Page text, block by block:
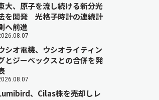
大、原子を流し続ける新分光
を開発 光格子時計の連続計
へ前進
シオ電機、ウシオライティン
とジーベックスとの合併を発
、Cilas株を売却しレ